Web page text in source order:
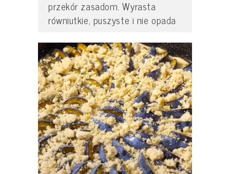
przekór zasadom. Wyrasta
równiutkie, puszyste i nie opada